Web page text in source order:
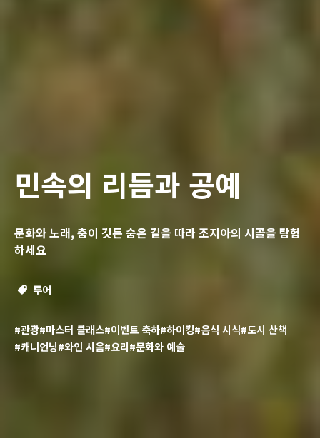
민속의 리듬과 공예
문화와 노래, 춤이 깃든 숨은 길을 따라 조지아의 시골을 탐험
하세요
투어
#관광#마스터 클래스#이벤트 축하#하이킹#음식 시식#도시 산책
#캐니언닝#와인 시음#요리#문화와 예술